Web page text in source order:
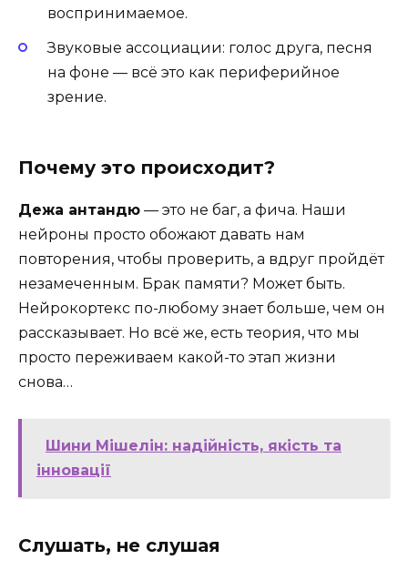
воспринимаемое.
Звуковые ассоциации: голос друга, песня
на фоне — всё это как периферийное
зрение.
Почему это происходит?
Дежа антандю — это не баг, а фича. Наши
нейроны просто обожают давать нам
повторения, чтобы проверить, а вдруг пройдёт
незамеченным. Брак памяти? Может быть.
Нейрокортекс по-любому знает больше, чем он
рассказывает. Но всё же, есть теория, что мы
просто переживаем какой-то этап жизни
снова…
Шини Мішелін: надійність, якість та
інновації
Слушать, не слушая